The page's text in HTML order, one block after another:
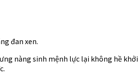
đan xen.
nàng sinh mệnh lực lại không hề khởi